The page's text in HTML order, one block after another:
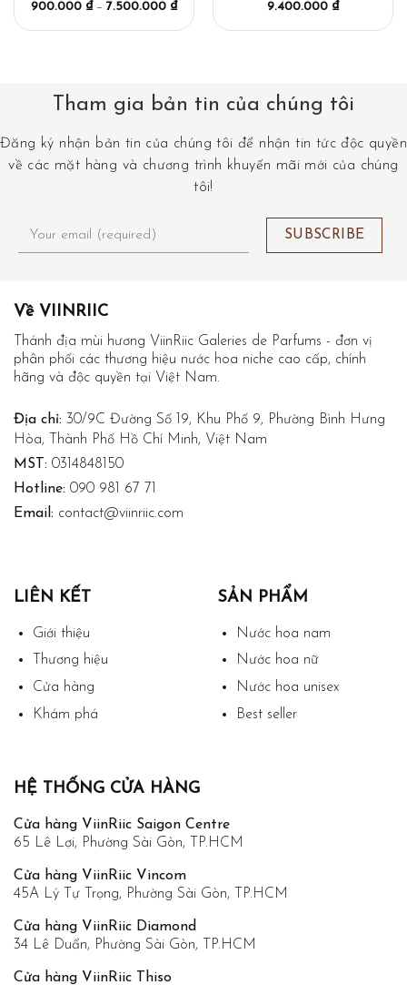
900.000 ₫– 7.500.000 ₫
9.400.000 ₫
Tham gia bản tin của chúng tôi
Đăng ký nhận bản tin của chúng tôi để nhận tin tức độc quyền
về các mặt hàng và chương trình khuyến mãi mới của chúng
tôi!
Về VIINRIIC
Thánh địa mùi hương ViinRiic Galeries de Parfums - đơn vị
phân phối các thương hiệu nước hoa niche cao cấp, chính
hãng và độc quyền tại Việt Nam.
Địa chỉ: 30/9C Đường Số 19, Khu Phố 9, Phường Bình Hưng
Hòa, Thành Phố Hồ Chí Minh, Việt Nam
MST: 0314848150
Hotline: 090 981 67 71
Email: contact@viinriic.com
LIÊN KẾT
Giới thiệu
Thương hiệu
Cửa hàng
Khám phá
SẢN PHẨM
Nước hoa nam
Nước hoa nữ
Nước hoa unisex
Best seller
HỆ THỐNG CỬA HÀNG
Cửa hàng ViinRiic Saigon Centre
65 Lê Lợi, Phường Sài Gòn, TP.HCM
Cửa hàng ViinRiic Vincom
45A Lý Tự Trọng, Phường Sài Gòn, TP.HCM
Cửa hàng ViinRiic Diamond
34 Lê Duẩn, Phường Sài Gòn, TP.HCM
Cửa hàng ViinRiic Thiso